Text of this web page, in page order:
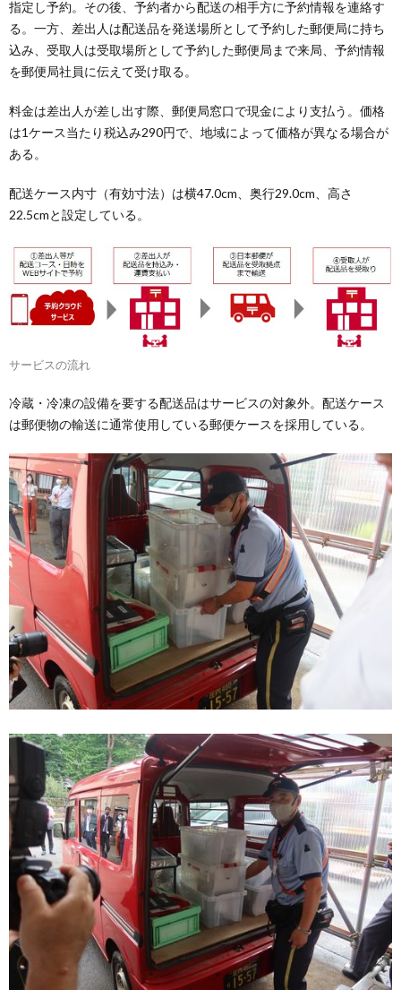
指定し予約。その後、予約者から配送の相手方に予約情報を連絡す
る。一方、差出人は配送品を発送場所として予約した郵便局に持ち
込み、受取人は受取場所として予約した郵便局まで来局、予約情報
を郵便局社員に伝えて受け取る。
料金は差出人が差し出す際、郵便局窓口で現金により支払う。価格
は1ケース当たり税込み290円で、地域によって価格が異なる場合が
ある。
配送ケース内寸（有効寸法）は横47.0cm、奥行29.0cm、高さ
22.5cmと設定している。
サービスの流れ
冷蔵・冷凍の設備を要する配送品はサービスの対象外。配送ケース
は郵便物の輸送に通常使用している郵便ケースを採用している。